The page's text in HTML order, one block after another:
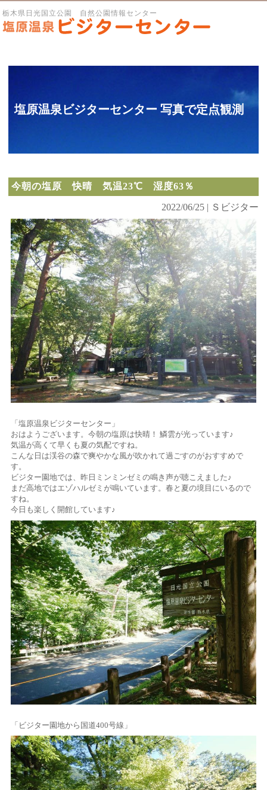
栃木県日光国立公園 自然公園情報センター
塩原温泉ビジターセンター 写真で定点観測
今朝の塩原 快晴 気温23℃ 湿度63％
2022/06/25 | Ｓビジター
「塩原温泉ビジターセンター」
おはようございます。今朝の塩原は快晴！ 鱗雲が光っています♪
気温が高くて早くも夏の気配ですね。
こんな日は渓谷の森で爽やかな風が吹かれて過ごすのがおすすめで
す。
ビジター園地では、昨日ミンミンゼミの鳴き声が聴こえました♪
まだ高地ではエゾハルゼミが鳴いています。春と夏の境目にいるので
すね。
今日も楽しく開館しています♪
「ビジター園地から国道400号線」